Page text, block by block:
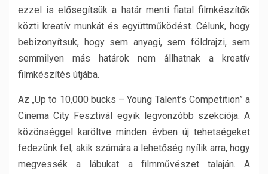
ezzel is elősegítsük a határ menti fiatal filmkészítők
közti kreatív munkát és együttműködést. Célunk, hogy
bebizonyítsuk, hogy sem anyagi, sem földrajzi, sem
semmilyen más határok nem állhatnak a kreatív
filmkészítés útjába.
Az „Up to 10,000 bucks – Young Talent’s Competition” a
Cinema City Fesztivál egyik legvonzóbb szekciója. A
közönséggel karöltve minden évben új tehetségeket
fedezünk fel, akik számára a lehetőség nyílik arra, hogy
megvessék a lábukat a filmművészet talaján. A